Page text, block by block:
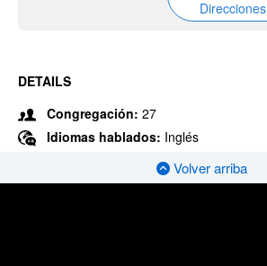
Direcciones
DETAILS
Congregación: 27
Idiomas hablados: Inglés
Volver arriba